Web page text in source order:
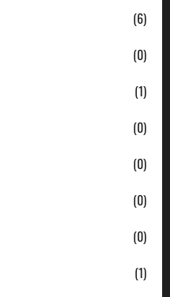
(6)
(0)
(1)
(0)
(0)
(0)
(0)
(1)